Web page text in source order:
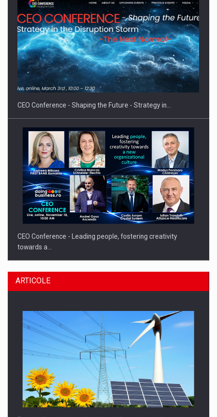
PUTTING ROMANIAN CORPORATE COMPANIES ON THE
INTERNATIONAL BUSINESS SCENE
CEO Conference - Shaping the Future - Strategy in…
CEO Conference - Leading people, fostering creativity
towards a…
CEO Conference - Shaping The Future - Technology and…
ARTICOLE